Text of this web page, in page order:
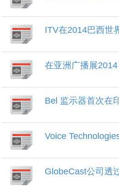
ITV在2014巴西世
在亚洲广播展
Bel 监示器首次在
Voice
GlobeCast公司透